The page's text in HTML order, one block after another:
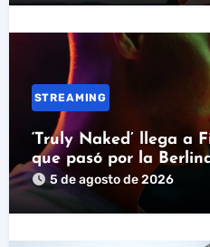
STREAMING
‘Truly Naked’ llega a
que pasó por la
pornografía
5 de agosto de 2026